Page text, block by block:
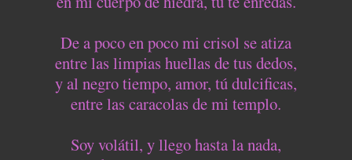
De a poco en poco mi crisol se atiza
entre las limpias huellas de tus dedos,
y al negro tiempo, amor, tú dulcificas,
entre las caracolas de mi templo.
Soy volátil, y llego hasta la nada,